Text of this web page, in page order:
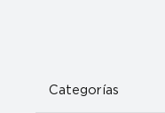
Categorías